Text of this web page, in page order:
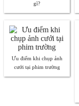
gì?
Ưu điểm khi chụp ảnh
cưới tại phim trường